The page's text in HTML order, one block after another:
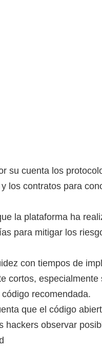
su cuenta los
los contratos para
la plataforma ha
para mitigar los
con tiempos de
cortos, especialmente
recomendada.
que el código
hackers observar